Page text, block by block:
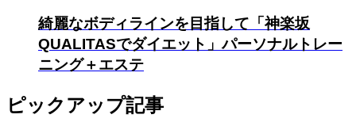
綺麗なボディラインを目指して「神楽坂
QUALITASでダイエット」パーソナルトレー
ニング＋エステ
ピックアップ記事